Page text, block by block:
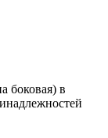
боковая) в